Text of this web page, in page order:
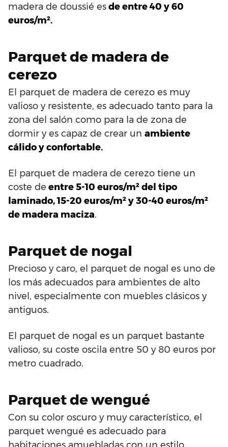
madera de doussié esde entre 40 y 60
euros/m².
Parquet de madera de
cerezo
El parquet de madera de cerezo es muy
valioso y resistente, es adecuado tanto para la
zona del salón como para la de zona de
dormir y es capaz de crear un ambiente
cálido y confortable.
El parquet de madera de cerezo tiene un
coste de entre 5-10 euros/m² del tipo
laminado, 15-20 euros/m² y 30-40 euros/m²
de madera maciza.
Parquet de nogal
Precioso y caro, el parquet de nogal es uno de
los más adecuados para ambientes de alto
nivel, especialmente con muebles clásicos y
antiguos.
El parquet de nogal es un parquet bastante
valioso, su coste oscila entre 50 y 80 euros por
metro cuadrado.
Parquet de wengué
Con su color oscuro y muy característico, el
parquet wengué es adecuado para
habitaciones amuebladas con un estilo